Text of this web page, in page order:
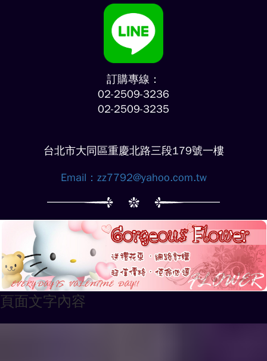
訂購專線：
02-2509-3236
02-2509-3235
台北市大同區重慶北路三段179號一樓
Email： zz7792@yahoo.com.tw
頁面文字內容